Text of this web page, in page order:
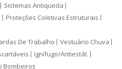
Sistemas Antiqueda
Proteções Coletivas Estruturais
De Trabalho
Vestuário Chuva
Ignífugo/Antiestát.
Bombeiros